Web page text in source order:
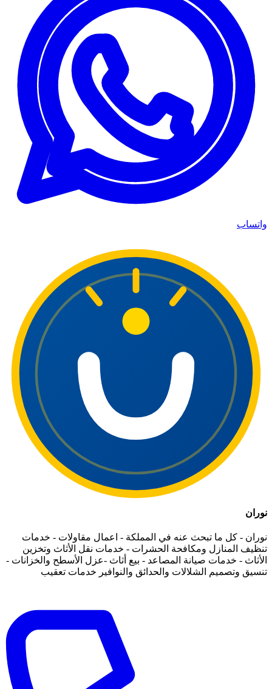
واتساب
نوران
نوران - كل ما تبحث عنه في المملكة - اعمال مقاولات - خدمات
تنظيف المنازل ومكافحة الحشرات - خدمات نقل الأثاث وتخزين
الأثاث - خدمات صيانة المصاعد - بيع أثاث -عزل الأسطح والخزانات -
تنسيق وتصميم الشلالات والحدائق والنوافير خدمات تعقيب